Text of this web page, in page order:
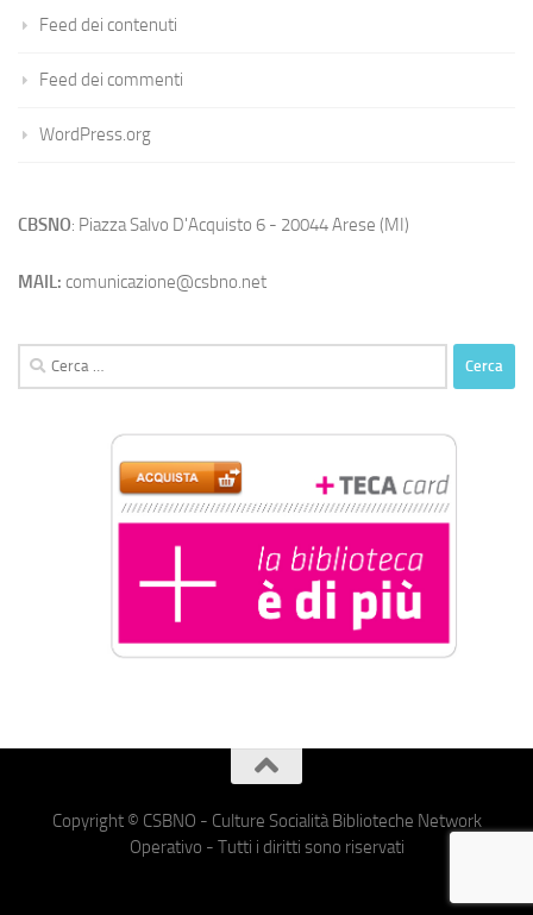
Feed dei contenuti
Feed dei commenti
WordPress.org
CBSNO: Piazza Salvo D'Acquisto 6 - 20044 Arese (MI)
MAIL: comunicazione@csbno.net
Ricerca
per:
Copyright © CSBNO - Culture Socialità Biblioteche Network
Operativo - Tutti i diritti sono riservati